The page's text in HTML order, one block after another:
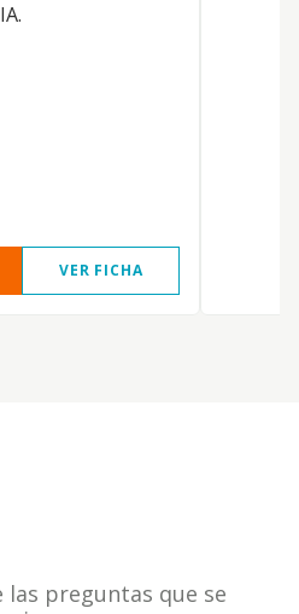
VER FICHA
las preguntas que se